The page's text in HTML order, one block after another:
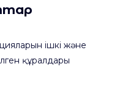
ішкі және
құралдары